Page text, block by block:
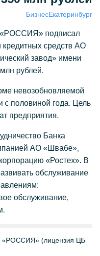
БизнесЕкатеринбург
«РОССИЯ» подписал
кредитных средств АО
завод» имени
рублей.
невозобновляемой
с половиной года. Цель
предприятия.
Банка
АО «Швабе»,
«Ростех». В
обслуживание
обслуживание,
«РОССИЯ» (лицензия ЦБ